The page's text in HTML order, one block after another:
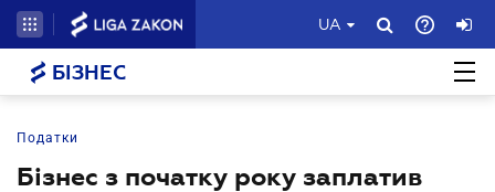
UA
БІЗНЕС
Податки
Бізнес з початку року заплатив